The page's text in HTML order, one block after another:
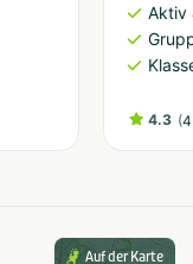
Aktiv
4.3 (
Auf der Karte